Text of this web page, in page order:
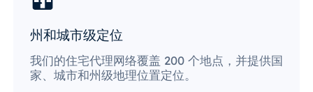
州和城市级定位
我们的住宅代理网络覆盖 200 个地点，并提供国
家、城市和州级地理位置定位。